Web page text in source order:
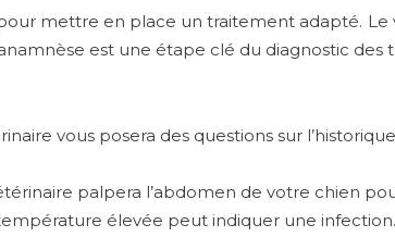
mettre en place un traitement adapté.
est une étape clé du diagnostic des
vous posera des questions sur
palpera l’abdomen de votre chien
élevée peut indiquer une